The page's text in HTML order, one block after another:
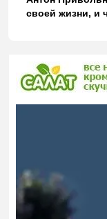
своей жизни, и